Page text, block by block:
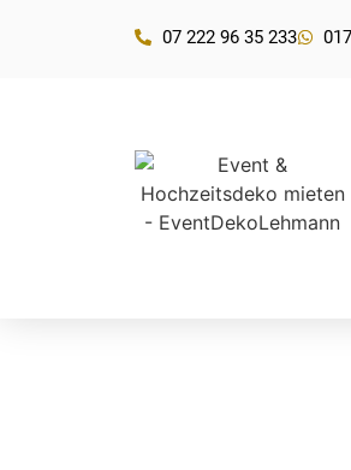
07 222 96 35 233